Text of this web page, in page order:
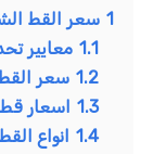
سعر القط
معايير
1.2 سعر القطط
1.3 اسعار قطط
1.4 انواع